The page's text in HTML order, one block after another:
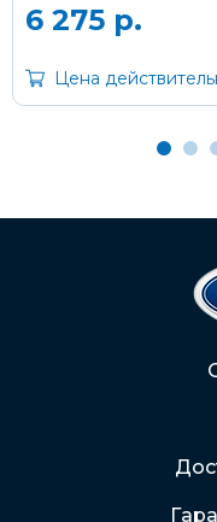
Через банк
С помощью
2202 2032
Через
Цена
6 275 р.